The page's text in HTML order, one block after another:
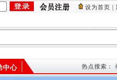
设为首页
中心 热点搜索：